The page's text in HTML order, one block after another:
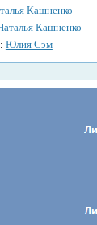
Кашненко
Кашненко
Юлия Сэм